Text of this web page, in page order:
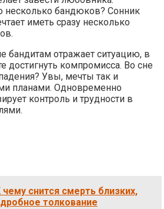
несколько бандюков? Сонник
иметь сразу несколько
бандитам отражает ситуацию, в
достигнуть компромисса. Во сне
Увы, мечты так и
планами. Одновременно
контроль и трудности в
чему снится смерть близких,
толкование